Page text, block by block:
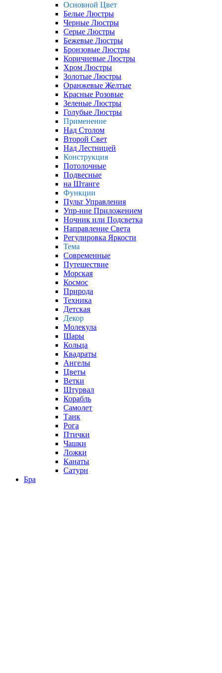
Основной Цвет
Белые Люстры
Черные Люстры
Серые Люстры
Бежевые Люстры
Бронзовые Люстры
Коричневые Люстры
Хром Люстры
Золотые Люстры
Оранжевые Желтые
Красные Розовые
Зеленые Люстры
Голубые Люстры
Применение
Над Столом
Второй Свет
Над Лестницей
Конструкция
Потолочные
Подвесные
на Штанге
Функции
Пульт Управления
Упр-ние Приложением
Ночник или Подсветка
Направление Света
Регулировка Яркости
Тема
Современные
Путешествие
Морская
Космос
Природа
Техника
Детская
Декор
Молекула
Шары
Кольца
Квадраты
Ангелы
Цветы
Ветки
Штурвал
Корабль
Самолет
Танк
Рога
Птички
Чашки
Ложки
Канаты
Сатурн
Бра